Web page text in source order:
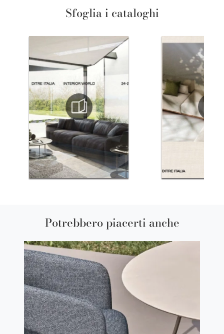
Sfoglia i cataloghi
Potrebbero piacerti anche